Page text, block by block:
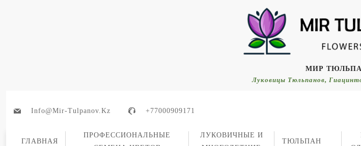
МИР
Луковицы Тюльпанов,
Info@mir-Tulpanov.kz +77000909171
ГЛАВНАЯ
ПРОФЕССИОНАЛЬНЫЕ
ЛУКОВИЧНЫЕ И
ТЮЛЬПАН